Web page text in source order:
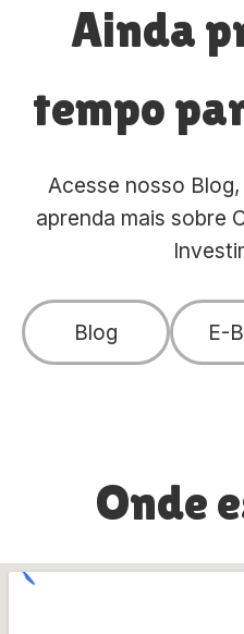
Ainda
tempo
Acesse nosso
aprenda mais sobre
Blog E-
Onde